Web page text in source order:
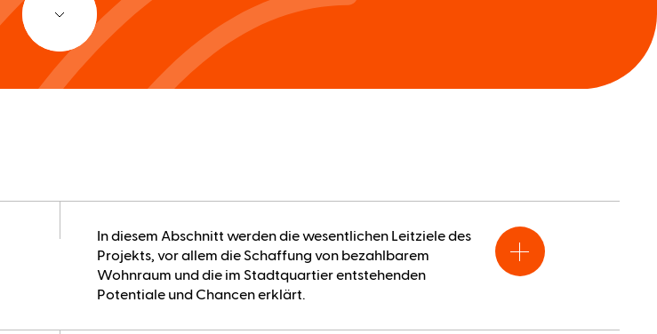
In diesem Abschnitt werden die wesentlichen Leitziele des
Projekts, vor allem die Schaffung von bezahlbarem
Wohnraum und die im Stadtquartier entstehenden
Potentiale und Chancen erklärt.